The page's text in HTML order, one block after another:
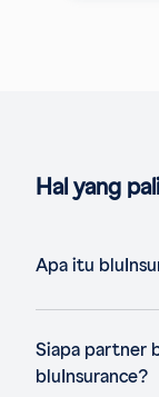
Hal yang
Apa itu
Siapa partner
bluInsurance?